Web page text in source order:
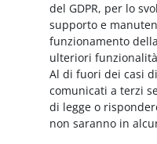
del GDPR, per lo
supporto e
funzionamento
ulteriori
Al di fuori dei casi
comunicati a terzi
di legge o
non saranno in